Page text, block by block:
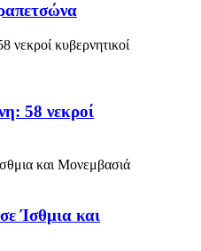
58 νεκροί
Ίσθμια και